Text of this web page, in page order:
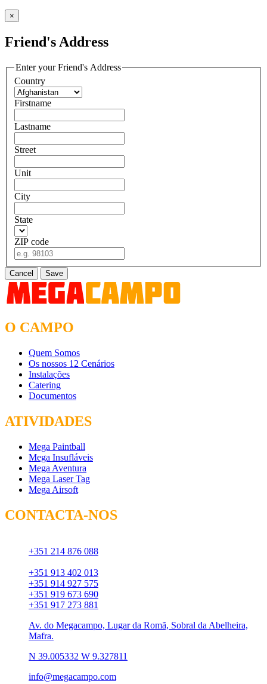
×
Friend's Address
Enter your Friend's Address
Country
Firstname
Lastname
Street
Unit
City
State
ZIP code
Cancel Save
O CAMPO
Quem Somos
Os nossos 12 Cenários
Instalações
Catering
Documentos
ATIVIDADES
Mega Paintball
Mega Insufláveis
Mega Aventura
Mega Laser Tag
Mega Airsoft
CONTACTA-NOS
+351 214 876 088
+351 913 402 013
+351 914 927 575
+351 919 673 690
+351 917 273 881
Av. do Megacampo, Lugar da Romã, Sobral da Abelheira,
Mafra.
N 39.005332 W 9.327811
info@megacampo.com